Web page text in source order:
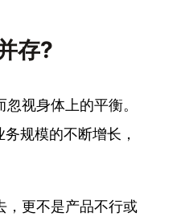
存?
视身体上的平衡。
规模的不断增长，
，更不是产品不行或